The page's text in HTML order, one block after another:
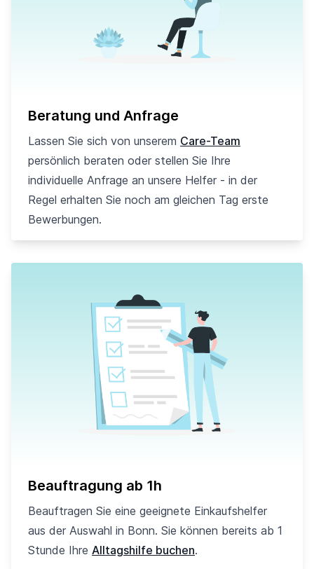
Beratung und Anfrage
Lassen Sie sich von unserem Care-Team
persönlich beraten oder stellen Sie Ihre
individuelle Anfrage an unsere Helfer - in der
Regel erhalten Sie noch am gleichen Tag erste
Bewerbungen.
Beauftragung ab 1h
Beauftragen Sie eine geeignete Einkaufshelfer
aus der Auswahl in Bonn. Sie können bereits ab 1
Stunde Ihre Alltagshilfe buchen.